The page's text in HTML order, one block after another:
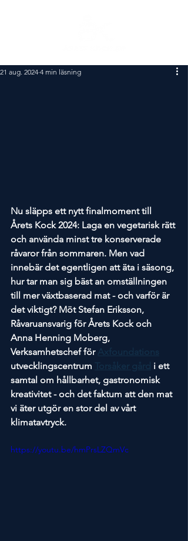
21 aug. 2024 4 min läsning
Nu släpps ett nytt finalmoment till
Årets Kock 2024: Laga en vegetarisk rätt
och använda minst tre konserverade
råvaror från sommaren. Men vad
innebär det egentligen att äta i säsong,
hur tar man sig bäst an omställningen
till mer växtbaserad mat - och varför är
det viktigt? Möt Stefan Eriksson,
Råvaruansvarig för Årets Kock och
Anna Henning Moberg,
Verksamhetschef för Axfoundations
utvecklingscentrum
Torsåker gård i ett
samtal om hållbarhet, gastronomisk
kreativitet - och det faktum att den mat
vi äter utgör en stor del av vårt
klimatavtryck.
https://youtu.be/hmPrsLZQmVc